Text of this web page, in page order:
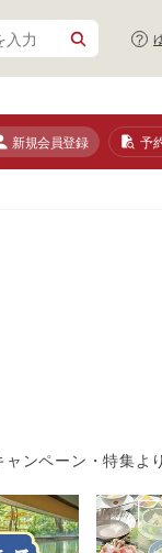
新規会員登録 予
ンペーン・特集よ